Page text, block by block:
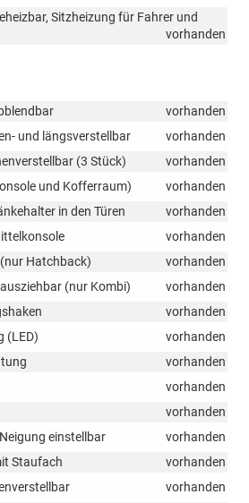
Sitzheizung für Fahrer und
vorhanden
vorhanden
und längsverstellbar
vorhanden
(3 Stück)
vorhanden
und Kofferraum)
vorhanden
in den Türen
vorhanden
vorhanden
Hatchback)
vorhanden
(nur Kombi)
vorhanden
vorhanden
(LED)
vorhanden
vorhanden
vorhanden
vorhanden
einstellbar
vorhanden
Staufach
vorhanden
vorhanden